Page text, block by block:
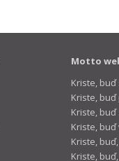
Motto
Kriste,
Kriste,
Kriste, buď
Kriste, buď
Kriste,
Kriste,